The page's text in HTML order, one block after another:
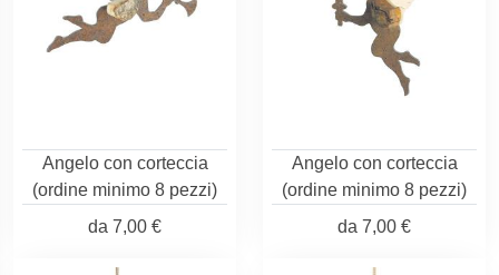
Angelo con corteccia
(ordine minimo 8 pezzi)
da 7,00 €
Angelo con corteccia
(ordine minimo 8 pezzi)
da 7,00 €